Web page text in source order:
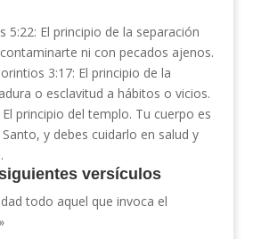
5:22: El principio de la separación
ni con pecados ajenos.
3:17: El principio de la
o esclavitud a hábitos o vicios.
principio del templo. Tu cuerpo es
y debes cuidarlo en salud y
versículos
todo aquel que invoca el